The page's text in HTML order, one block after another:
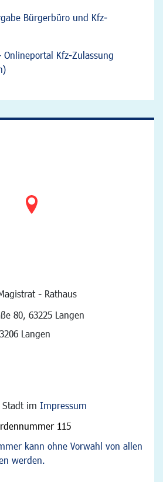
Bürgerbüro und Kfz-
Onlineportal Kfz-Zulassung
- Rathaus
Navigation
80, 63225 Langen
Langen
Stadt im Impressum
115
kann ohne Vorwahl von allen
werden.